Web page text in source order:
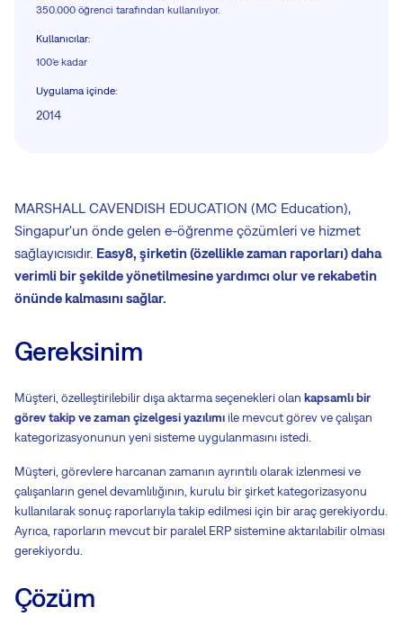
350.000 öğrenci tarafından kullanılıyor.
Kullanıcılar:
100'e kadar
Uygulama içinde:
2014
MARSHALL CAVENDISH EDUCATION (MC Education),
Singapur'un önde gelen e-öğrenme çözümleri ve hizmet
sağlayıcısıdır. Easy8, şirketin (özellikle zaman raporları) daha
verimli bir şekilde yönetilmesine yardımcı olur ve rekabetin
önünde kalmasını sağlar.
Gereksinim
Müşteri, özelleştirilebilir dışa aktarma seçenekleri olan kapsamlı bir
görev takip ve zaman çizelgesi yazılımı ile mevcut görev ve çalışan
kategorizasyonunun yeni sisteme uygulanmasını istedi.
Müşteri, görevlere harcanan zamanın ayrıntılı olarak izlenmesi ve
çalışanların genel devamlılığının, kurulu bir şirket kategorizasyonu
kullanılarak sonuç raporlarıyla takip edilmesi için bir araç gerekiyordu.
Ayrıca, raporların mevcut bir paralel ERP sistemine aktarılabilir olması
gerekiyordu.
Çözüm